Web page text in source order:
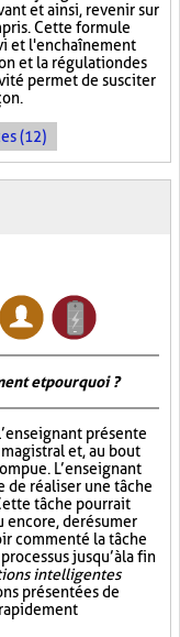
et ainsi, revenir sur
Cette formule
et l'enchaînement
et la régulation des
permet de susciter
(12)
et pourquoi ?
présente
et, au bout
L’enseignant
de réaliser une tâche
tâche pourrait
de résumer
commenté la tâche
jusqu’à la fin
intelligentes
présentées de